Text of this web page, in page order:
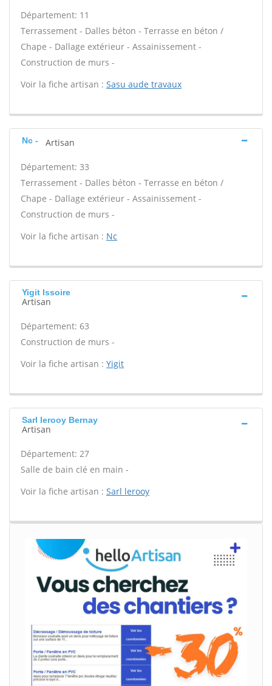
Département: 11
Terrassement - Dalles béton - Terrasse en béton /
Chape - Dallage extérieur - Assainissement -
Construction de murs -
Voir la fiche artisan : Sasu aude travaux
Nc - Artisan
Département: 33
Terrassement - Dalles béton - Terrasse en béton /
Chape - Dallage extérieur - Assainissement -
Construction de murs -
Voir la fiche artisan : Nc
Yigit Issoire
Artisan
Département: 63
Construction de murs -
Voir la fiche artisan : Yigit
Sarl lerooy Bernay
Artisan
Département: 27
Salle de bain clé en main -
Voir la fiche artisan : Sarl lerooy